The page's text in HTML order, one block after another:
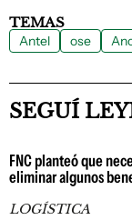
TEMAS
Antel ose
SEGUÍ
FNC planteó que
eliminar algunos
LOGÍSTICA